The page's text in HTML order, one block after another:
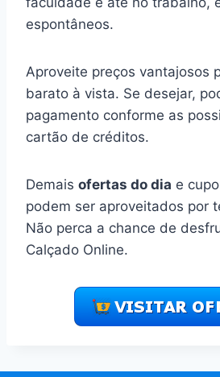
espontâneos.
Aproveite preços vantajosos
barato à vista. Se desejar,
pagamento conforme as
cartão de créditos.
Demais ofertas do dia e
podem ser aproveitados por
Não perca a chance de
Calçado Online.